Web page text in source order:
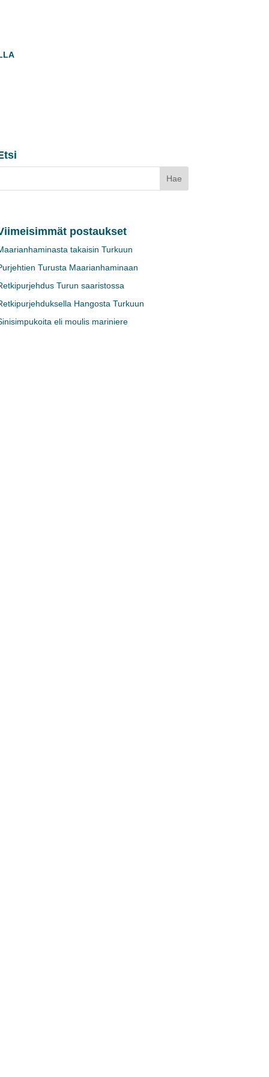
postaukset
takaisin Turkuun
Turusta Maarianhaminaan
Turun saaristossa
Hangosta Turkuun
eli moulis mariniere